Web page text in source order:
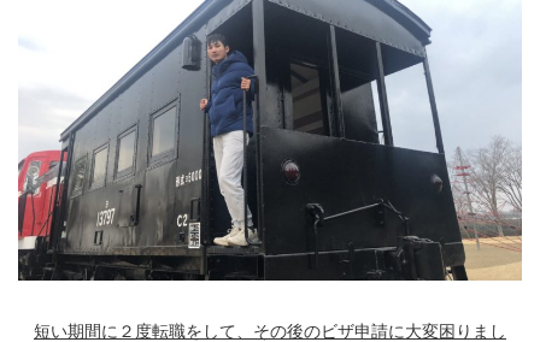
短い期間に２度転職をして、その後のビザ申請に大変困りまし